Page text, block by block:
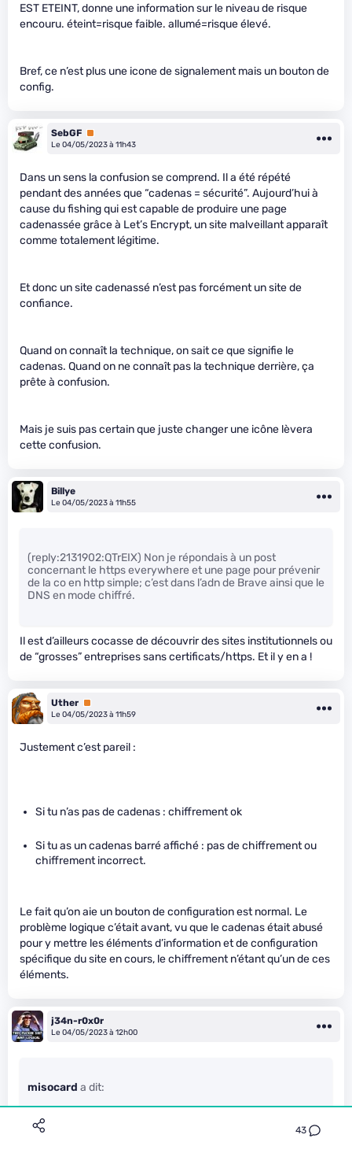
43
EST ETEINT, donne une information sur le niveau de risque
encouru. éteint=risque faible. allumé=risque élevé.
Bref, ce n’est plus une icone de signalement mais un bouton de
config.
SebGF Premium
Le 04/05/2023 à 11h43
Dans un sens la confusion se comprend. Il a été répété
pendant des années que “cadenas = sécurité”. Aujourd’hui à
cause du fishing qui est capable de produire une page
cadenassée grâce à Let’s Encrypt, un site malveillant apparaît
comme totalement légitime.
Et donc un site cadenassé n’est pas forcément un site de
confiance.
Quand on connaît la technique, on sait ce que signifie le
cadenas. Quand on ne connaît pas la technique derrière, ça
prête à confusion.
Mais je suis pas certain que juste changer une icône lèvera
cette confusion.
Billye
Le 04/05/2023 à 11h55
(reply:2131902:QTrEIX) Non je répondais à un post
concernant le https everywhere et une page pour prévenir
de la co en http simple; c’est dans l’adn de Brave ainsi que le
DNS en mode chiffré.
Il est d’ailleurs cocasse de découvrir des sites institutionnels ou
de “grosses” entreprises sans certificats/https. Et il y en a !
Uther Premium
Le 04/05/2023 à 11h59
Justement c’est pareil :
Si tu n’as pas de cadenas : chiffrement ok
Si tu as un cadenas barré affiché : pas de chiffrement ou
chiffrement incorrect.
Le fait qu’on aie un bouton de configuration est normal. Le
problème logique c’était avant, vu que le cadenas était abusé
pour y mettre les éléments d’information et de configuration
spécifique du site en cours, le chiffrement n’étant qu’un de ces
éléments.
j34n-r0x0r
Le 04/05/2023 à 12h00
misocard a dit:
un certificat à une autorité de certification et fournir des
justificatifs pour l’identité. C’était peut être contournable,